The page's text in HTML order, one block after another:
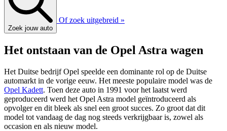
Zoek jouw auto
Of zoek uitgebreid »
Het ontstaan van de Opel Astra wagen
Het Duitse bedrijf Opel speelde een dominante rol op de Duitse
automarkt in de vorige eeuw. Het meeste populaire model was de
Opel Kadett. Toen deze auto in 1991 voor het laatst werd
geproduceerd werd het Opel Astra model geïntroduceerd als
opvolger en dit bleek als snel een groot succes. Zo groot dat dit
model tot vandaag de dag nog steeds verkrijgbaar is, zowel als
occasion en als nieuw model.